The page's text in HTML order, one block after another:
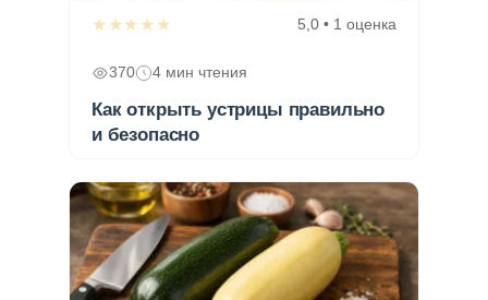
★★★★★ 5,0 • 1 оценка
370 4 мин чтения
Как открыть устрицы правильно
и безопасно